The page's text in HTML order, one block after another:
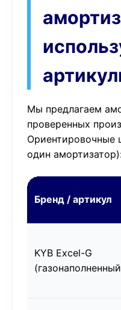
Мы предлагаем
проверенных
Ориентировочные
один
Бренд / артикул
KYB Excel-G